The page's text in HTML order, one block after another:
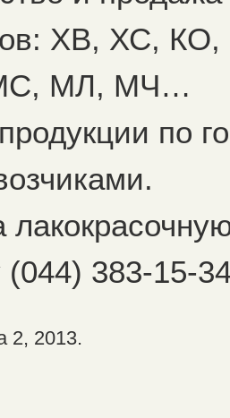
ХВ, ХС,
МЛ, МЧ…
по
383-15-
2, 2013.